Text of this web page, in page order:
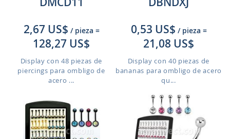
2,67 US$ / pieza =
128,27 US$
Display con 48 piezas de
piercings para ombligo de
acero ...
0,53 US$ / pieza =
21,08 US$
Display con 40 piezas de
bananas para ombligo de acero
qu...